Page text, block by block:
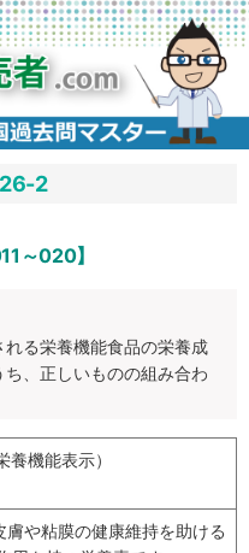
2
～020】
る栄養機能食品の栄養成
、正しいものの組み合わ
養機能表示）
膚や粘膜の健康維持を助ける